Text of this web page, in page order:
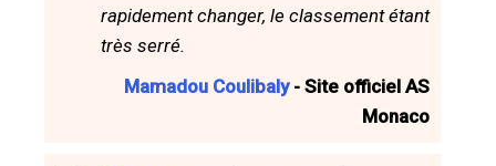
rapidement changer, le classement étant
très serré.
Mamadou Coulibaly- Site officiel AS
Monaco